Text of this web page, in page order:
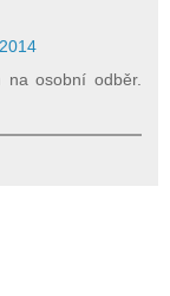
na osobní odběr.